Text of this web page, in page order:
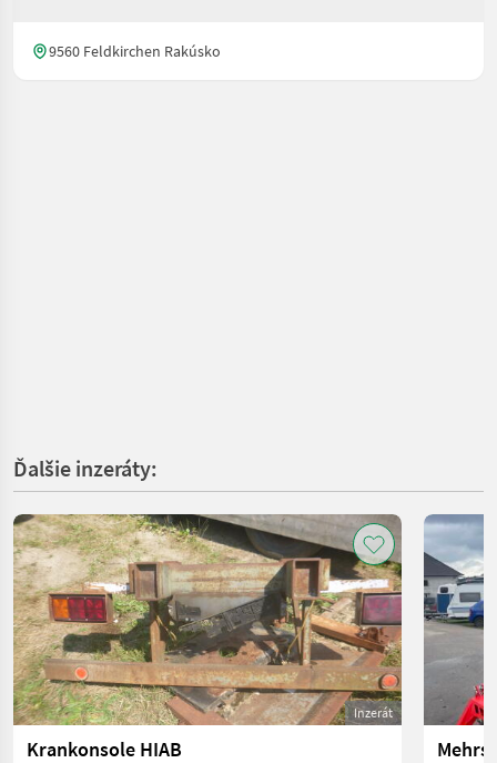
9560 Feldkirchen Rakúsko
Ďalšie inzeráty:
Inzerát
Krankonsole HIAB